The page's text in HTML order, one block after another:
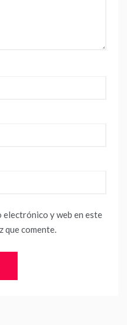
electrónico y web en este
que comente.